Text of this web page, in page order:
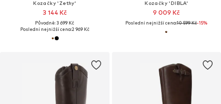
Kozačky 'Zethy'
3 144 Kč
Původně: 3 699 Kč
Poslední nejnižší cena:2 969 Kč
Kozačky 'DIBLA'
9 009 Kč
Poslední nejnižší cena:10 599 Kč-15%